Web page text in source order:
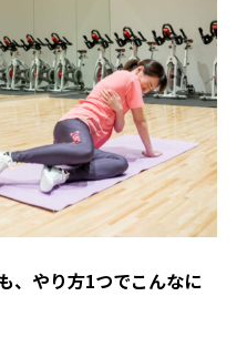
やり方1つでこんなに